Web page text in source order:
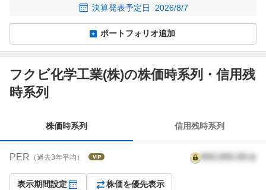
決算発表予定日 2026/8/7
ポートフォリオ追加
フクビ化学工業(株)の株価時系列・信用残
時系列
列
株価時系列 信用残時系列
PER （過去3年平均） 999,999.99
表示期間設定 株価を優先表示